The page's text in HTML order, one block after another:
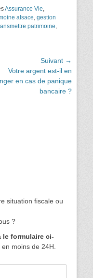
Assurance Vie,
alsace, gestion
patrimoine,
Suivant →
:
Votre argent est-il en
en cas de panique
bancaire ?
situation fiscale ou
?
le formulaire ci-
moins de 24H.